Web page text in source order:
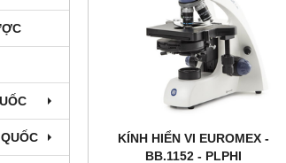
KÍNH HIỂN VI EUROMEX -
BB.1152 ‑ PLPHI